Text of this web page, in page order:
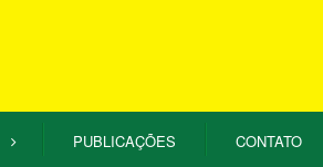
PUBLICAÇÕES CONTATO